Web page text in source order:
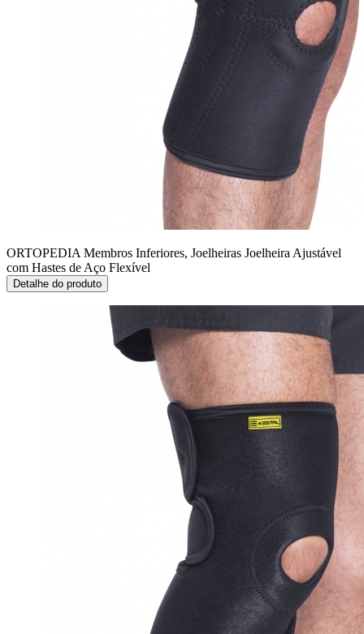
ORTOPEDIA Membros Inferiores, Joelheiras Joelheira Ajustável
com Hastes de Aço Flexível
Detalhe do produto